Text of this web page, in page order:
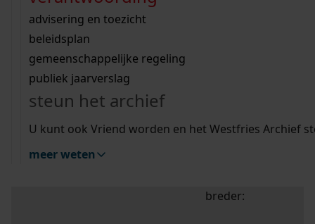
bouwvergunningen
omgevingsvergunningen
vergunningen
beeld en geluid
uitleg nodig?
Wij helpen u op weg met een aantal zoektips.
bekijk alle zoektips
Wij helpen u op weg met een aantal zoektips.
bekijk alle zoektips
bekijk ons geschiedenislokaal
advisering en toezicht
beleidsplan
gemeenschappelijke regeling
publiek jaarverslag
steun het archief
U kunt ook Vriend worden en het Westfries Archief
meer weten
zoektips
Mijn Studiezaal (inloggen)
uw zoekopdracht te
breder: